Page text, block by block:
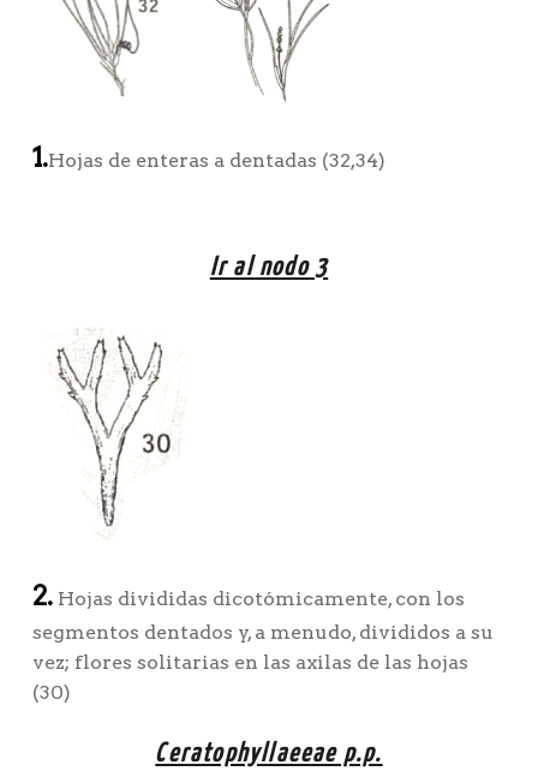
1.Hojas de enteras a dentadas (32,34)
Ir al nodo 3
2.Hojas divididas dicotómicamente, con los
segmentos dentados y, a menudo, divididos a su
vez; flores solitarias en las axilas de las hojas
(30)
Ceratophyllaeeae p.p.